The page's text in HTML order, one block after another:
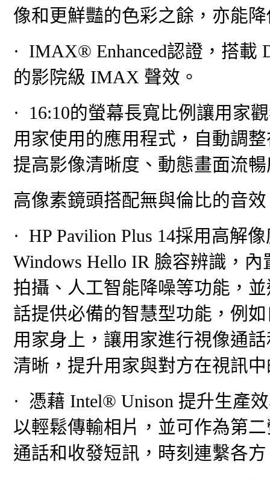
像和更鮮豔的色彩之餘，亦能
· IMAX® Enhanced認證，搭載
的影院級 IMAX 聲效。
· 16:10的螢幕長寬比例讓用家
用家使用的應用程式，自動調
提高影像清晰度、動態畫面流
高像素鏡頭搭配無與倫比的音
· HP Pavilion Plus 14採用高解
Windows Hello IR 臉容辨識，
拍攝、人工智能降噪等功能，
話提供必備的智慧型功能，例
用家身上，讓用家進行視像通
清晰，提升用家與對方在視訊
· 憑藉 Intel® Unison 提升生產
以輕鬆傳輸相片，並可作為第
通話和收發短訊，時刻連繫各